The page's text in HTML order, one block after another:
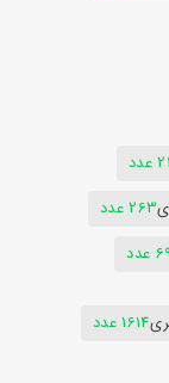
263 عدد
1614 عدد